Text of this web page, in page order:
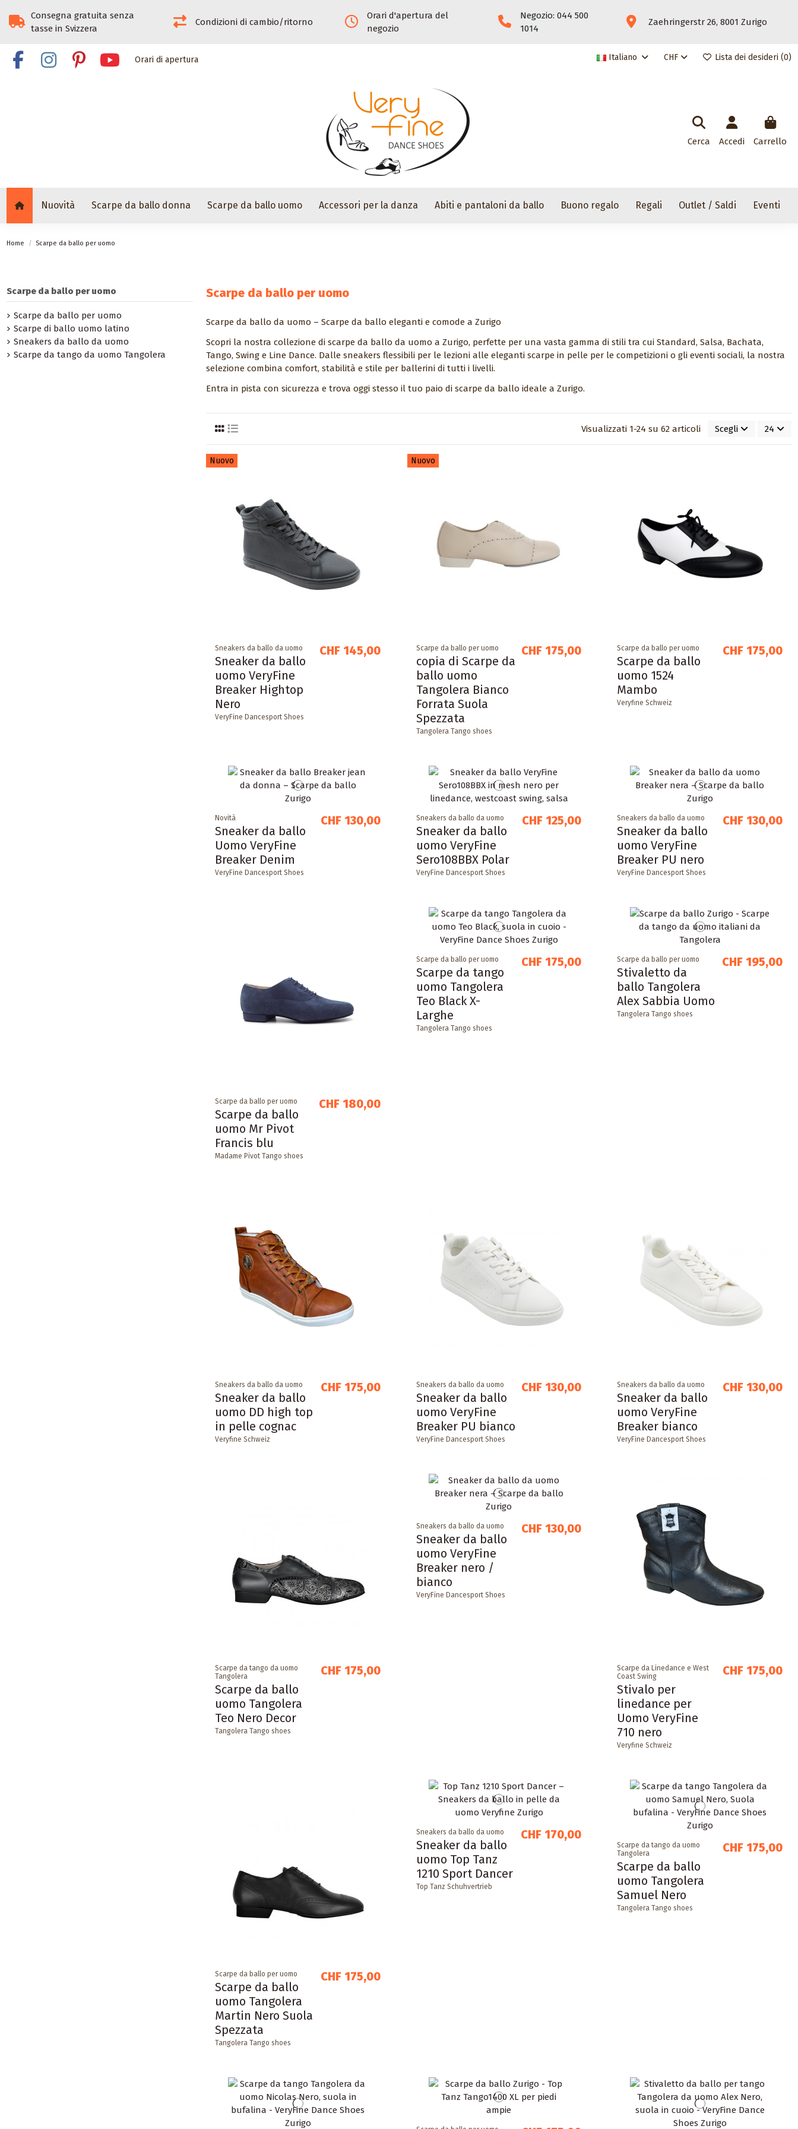
Consegna gratuita senza
tasse in Svizzera
Condizioni di cambio/ritorno
Orari d'apertura del
negozio
Negozio: 044 500
1014
Zaehringerstr 26, 8001 Zurigo
Orari di apertura Italiano CHF Lista dei desideri (0)
Cerca Accedi Carrello
Nuovità Scarpe da ballo donna Scarpe da ballo uomo Accessori per la danza Abiti e pantaloni da ballo Buono regalo Regali Outlet / Saldi Eventi
Home Scarpe da ballo per uomo
Scarpe da ballo per uomo
Scarpe da ballo da uomo – Scarpe da ballo eleganti e comode a Zurigo
Scopri la nostra collezione di scarpe da ballo da uomo a Zurigo, perfette per una vasta gamma di stili tra cui Standard, Salsa, Bachata,
Tango, Swing e Line Dance. Dalle sneakers flessibili per le lezioni alle eleganti scarpe in pelle per le competizioni o gli eventi sociali, la nostra
selezione combina comfort, stabilità e stile per ballerini di tutti i livelli.
Entra in pista con sicurezza e trova oggi stesso il tuo paio di scarpe da ballo ideale a Zurigo.
Visualizzati 1-24 su 62 articoli Scegli 24
Nuovo
Sneakers da ballo da uomo
Sneaker da ballo
uomo VeryFine
Breaker Hightop
Nero
VeryFine Dancesport Shoes
CHF 145,00
Nuovo
Scarpe da ballo per uomo
copia di Scarpe da
ballo uomo
Tangolera Bianco
Forrata Suola
Spezzata
Tangolera Tango shoes
CHF 175,00 Scarpe da ballo per uomo
Scarpe da ballo
uomo 1524
Mambo
Veryfine Schweiz
CHF 175,00
Novità
Sneaker da ballo
Uomo VeryFine
Breaker Denim
VeryFine Dancesport Shoes
CHF 130,00 Sneakers da ballo da uomo
Sneaker da ballo
uomo VeryFine
Sero108BBX Polar
VeryFine Dancesport Shoes
CHF 125,00 Sneakers da ballo da uomo
Sneaker da ballo
uomo VeryFine
Breaker PU nero
VeryFine Dancesport Shoes
CHF 130,00
Scarpe da ballo per uomo
Scarpe da ballo
uomo Mr Pivot
Francis blu
Madame Pivot Tango shoes
CHF 180,00
Scarpe da ballo per uomo
Scarpe da tango
uomo Tangolera
Teo Black X-
Larghe
Tangolera Tango shoes
CHF 175,00 Scarpe da ballo per uomo
Stivaletto da
ballo Tangolera
Alex Sabbia Uomo
Tangolera Tango shoes
CHF 195,00
Sneakers da ballo da uomo
Sneaker da ballo
uomo DD high top
in pelle cognac
Veryfine Schweiz
CHF 175,00 Sneakers da ballo da uomo
Sneaker da ballo
uomo VeryFine
Breaker PU bianco
VeryFine Dancesport Shoes
CHF 130,00 Sneakers da ballo da uomo
Sneaker da ballo
uomo VeryFine
Breaker bianco
VeryFine Dancesport Shoes
CHF 130,00
Scarpe da tango da uomo
Tangolera
Scarpe da ballo
uomo Tangolera
Teo Nero Decor
Tangolera Tango shoes
CHF 175,00
Sneakers da ballo da uomo
Sneaker da ballo
uomo VeryFine
Breaker nero /
bianco
VeryFine Dancesport Shoes
CHF 130,00
Scarpe da Linedance e West
Coast Swing
Stivalo per
linedance per
Uomo VeryFine
710 nero
Veryfine Schweiz
CHF 175,00
Scarpe da ballo per uomo
Scarpe da ballo
uomo Tangolera
Martin Nero Suola
Spezzata
Tangolera Tango shoes
CHF 175,00
Sneakers da ballo da uomo
Sneaker da ballo
uomo Top Tanz
1210 Sport Dancer
Top Tanz Schuhvertrieb
CHF 170,00
Scarpe da tango da uomo
Tangolera
Scarpe da ballo
uomo Tangolera
Samuel Nero
Tangolera Tango shoes
CHF 175,00
Scarpe da ballo per uomo
Scarpe da ballo per uomo
Scarpe di ballo uomo latino
Sneakers da ballo da uomo
Scarpe da tango da uomo Tangolera